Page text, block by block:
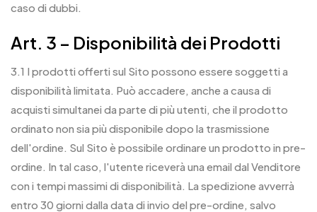
caso di dubbi.
Art. 3 – Disponibilità dei Prodotti
3.1 I prodotti offerti sul Sito possono essere soggetti a
disponibilità limitata. Può accadere, anche a causa di
acquisti simultanei da parte di più utenti, che il prodotto
ordinato non sia più disponibile dopo la trasmissione
dell'ordine. Sul Sito è possibile ordinare un prodotto in pre-
ordine. In tal caso, l'utente riceverà una email dal Venditore
con i tempi massimi di disponibilità. La spedizione avverrà
entro 30 giorni dalla data di invio del pre-ordine, salvo